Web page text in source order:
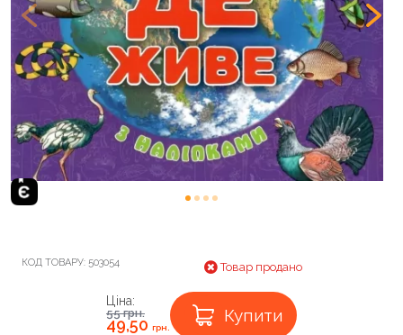
КОД ТОВАРУ: 503054 Товар продано
Ціна:
55грн.
49,50 грн.
Купити